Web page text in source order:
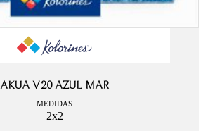
AKUA V20 AZUL MAR
MEDIDAS
2x2